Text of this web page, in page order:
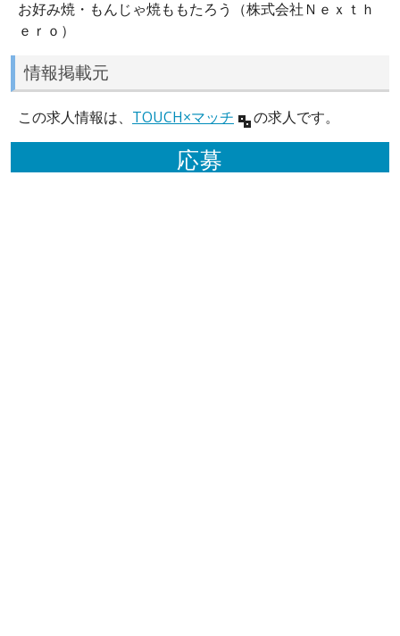
お好み焼・もんじゃ焼ももたろう（株式会社Ｎｅｘｔｈ
ｅｒｏ）
情報掲載元
この求人情報は、 TOUCH×マッチ の求人です。
応募